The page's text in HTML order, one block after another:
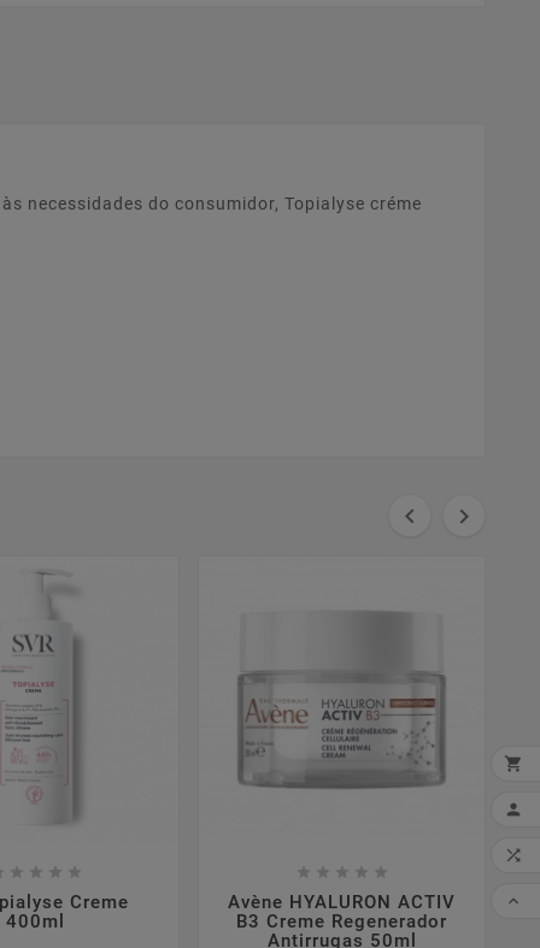
necessidades do consumidor, Topialyse créme
 
   
Creme
400ml
    
Avène HYALURON ACTIV
B3 Creme Regenerador
Antirrugas 50ml



